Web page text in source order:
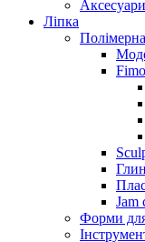
Ліпка
Jam
Форми